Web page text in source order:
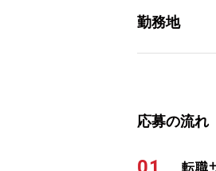
勤務地
応募の流れ
転職